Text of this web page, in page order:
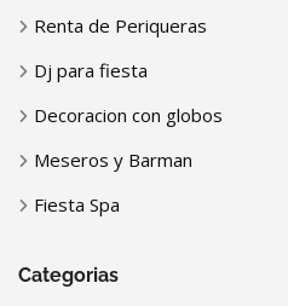
Renta de Periqueras
Dj para fiesta
Decoracion con globos
Meseros y Barman
Fiesta Spa
Categorias